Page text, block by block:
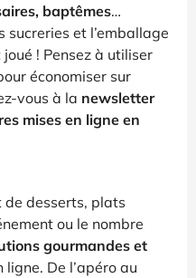
baptêmes…
sucreries et l’emballage
! Pensez à utiliser
économiser sur
vous à la newsletter
mises en ligne en
de desserts, plats
ou le nombre
gourmandes et
De l’apéro au